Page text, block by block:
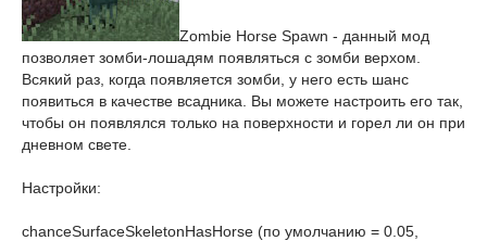
Zombie Horse Spawn - данный мод
позволяет зомби-лошадям появляться с зомби верхом.
Всякий раз, когда появляется зомби, у него есть шанс
появиться в качестве всадника. Вы можете настроить его так,
чтобы он появлялся только на поверхности и горел ли он при
дневном свете.
Настройки:
chanceSurfaceSkeletonHasHorse (по умолчанию = 0.05,